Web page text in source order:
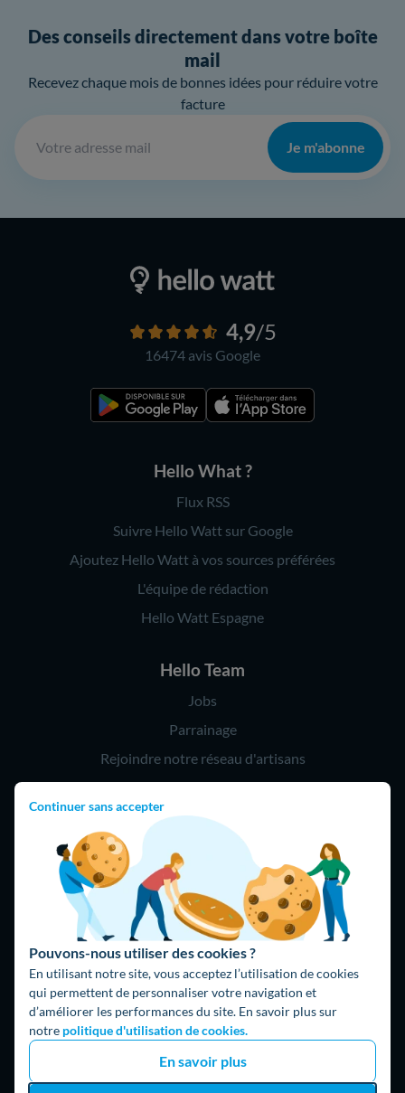
Continuer sans accepter
Pouvons-nous utiliser des cookies ?
En utilisant notre site, vous acceptez l’utilisation de cookies
qui permettent de personnaliser votre navigation et
d’améliorer les performances du site. En savoir plus sur
notre politique d'utilisation de cookies.
En savoir plus
Des conseils directement dans votre boîte
mail
Recevez chaque mois de bonnes idées pour réduire votre
facture
Je m'abonne
4,9/5
16474 avis Google
Hello What ?
Flux RSS
Suivre Hello Watt sur Google
Ajoutez Hello Watt à vos sources préférées
L'équipe de rédaction
Hello Watt Espagne
Hello Team
Jobs
Parrainage
Rejoindre notre réseau d'artisans
Hello !
09 75 18 60 60
(8h-21h)
75018 Paris
Fait avec ⚡ par Hello Watt
© 2026 Hello Watt |CGU|Mentions légales